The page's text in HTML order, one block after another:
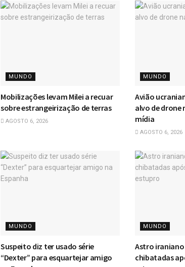
MUNDO
Mobilizações levam Milei a recuar
sobre estrangeirização de terras
AGOSTO 6, 2026
MUNDO
Avião
alvo de drone
mídia
AGOSTO 6, 2026
MUNDO
Suspeito diz ter usado série
“Dexter” para esquartejar amigo
MUNDO
Astro iraniano
chibatadas